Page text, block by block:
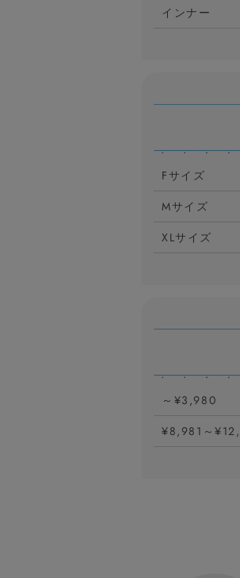
インナー
Fサイズ
Mサイズ
XLサイズ
～¥3,980
¥8,981～